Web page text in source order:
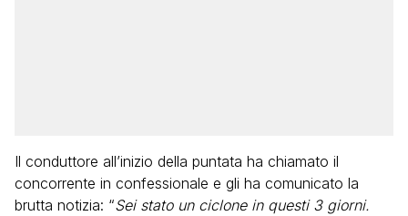
Il conduttore all’inizio della puntata ha chiamato il
concorrente in confessionale e gli ha comunicato la
brutta notizia: “Sei stato un ciclone in questi 3 giorni.